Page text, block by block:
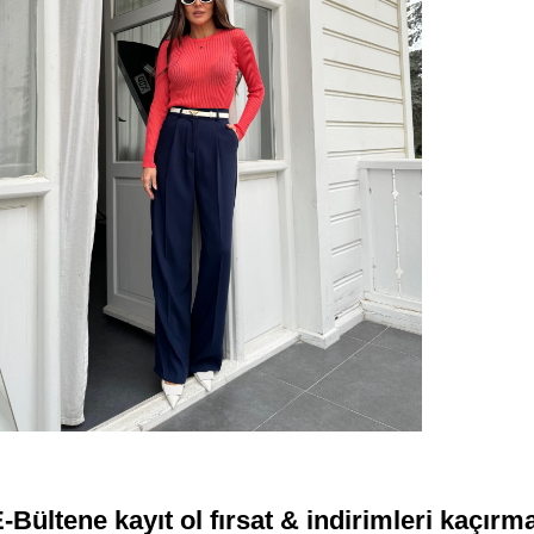
Bültene kayıt ol fırsat & indirimleri